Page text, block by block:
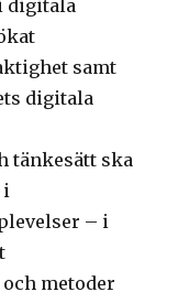
digitala
samt
digitala
tänkesätt ska
– i
metoder